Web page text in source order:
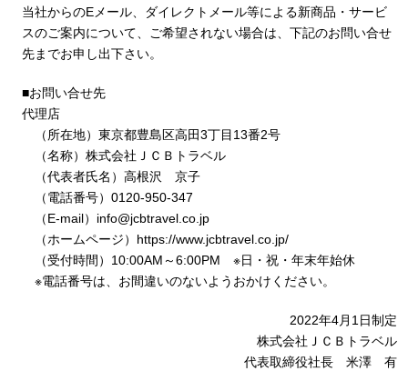
当社からのEメール、ダイレクトメール等による新商品・サービ
スのご案内について、ご希望されない場合は、下記のお問い合せ
先までお申し出下さい。
■お問い合せ先
代理店
（所在地）東京都豊島区高田3丁目13番2号
（名称）株式会社ＪＣＢトラベル
（代表者氏名）高根沢 京子
（電話番号） 0120-950-347
（E-mail）info@jcbtravel.co.jp
（ホームページ）https://www.jcbtravel.co.jp/
（受付時間）10:00AM～6:00PM ※日・祝・年末年始休
※電話番号は、お間違いのないようおかけください。
2022年4月1日制定
株式会社ＪＣＢトラベル
代表取締役社長 米澤 有